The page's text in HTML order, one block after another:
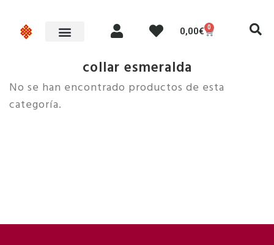
0,00€ 0
collar esmeralda
No se han encontrado productos de esta
categoría.